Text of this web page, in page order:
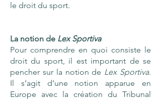
le droit du sport.
La notion de Lex Sportiva
Pour comprendre en quoi consiste le
droit du sport, il est important de se
pencher sur la notion de Lex Sportiva.
Il s’agit d’une notion apparue en
Europe avec la création du Tribunal